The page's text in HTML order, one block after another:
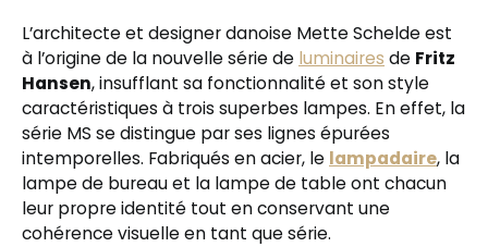
L’architecte et designer danoise Mette Schelde est
à l’origine de la nouvelle série de luminaires de Fritz
Hansen, insufflant sa fonctionnalité et son style
caractéristiques à trois superbes lampes. En effet, la
série MS se distingue par ses lignes épurées
intemporelles. Fabriqués en acier, le lampadaire, la
lampe de bureau et la lampe de table ont chacun
leur propre identité tout en conservant une
cohérence visuelle en tant que série.